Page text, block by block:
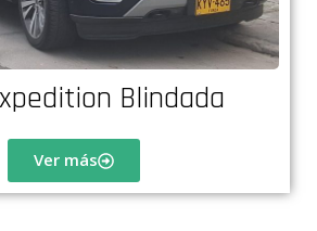
Blindada
Ver más